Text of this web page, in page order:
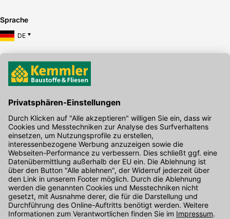
Sprache
DE
Hier gibt's die kostenlose App
Kontakt
Unser Onlineshop Team ist montags bis freitags von 08:00 - 17:00
Uhr unter der Telefonnummer07071 / 151-151 für Sie erreichbar.
Alternativ können Sie unser Kontaktformular nutzen.
Den Kontakt direkt in unsere Niederlassungen finden Sie hier.